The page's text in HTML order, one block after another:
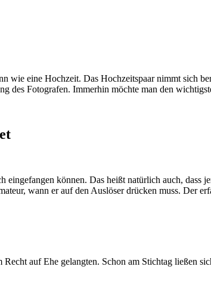
eine Hochzeit. Das Hochzeitspaar nimmt sich
des Fotografen. Immerhin möchte man den
können. Das heißt natürlich auch, dass
wann er auf den Auslöser drücken muss. Der
auf Ehe gelangten. Schon am Stichtag ließen